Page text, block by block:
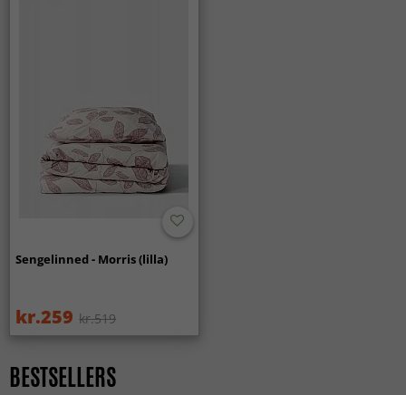
Sengelinned - Morris (lilla)
kr.259 kr.519
BESTSELLERS